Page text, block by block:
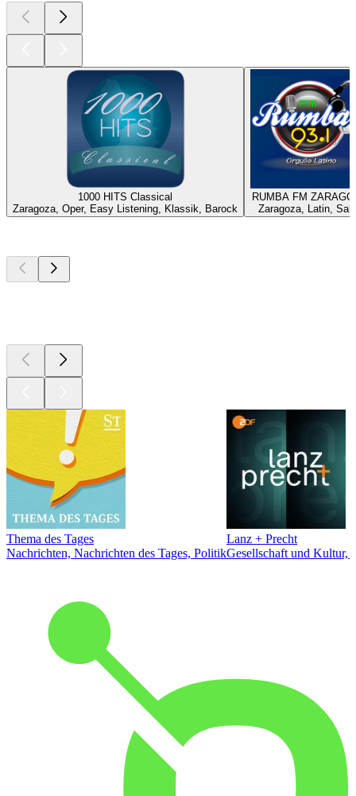
1000 HITS Classical
Zaragoza, Oper, Easy Listening, Klassik, Barock
RUMBA FM
Zaragoza, Latin,
Thema des Tages
Nachrichten, Nachrichten des Tages, Politik
Lanz + Precht
Gesellschaft und Kultur,